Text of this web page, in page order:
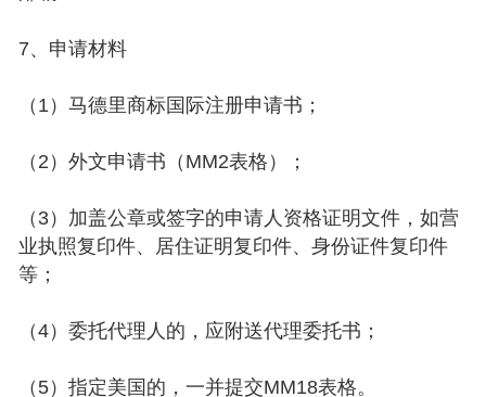
7、申请材料
（1）马德里商标国际注册申请书；
（2）外文申请书（MM2表格）；
（3）加盖公章或签字的申请人资格证明文件，如营
业执照复印件、居住证明复印件、身份证件复印件
等；
（4）委托代理人的，应附送代理委托书；
（5）指定美国的，一并提交MM18表格。